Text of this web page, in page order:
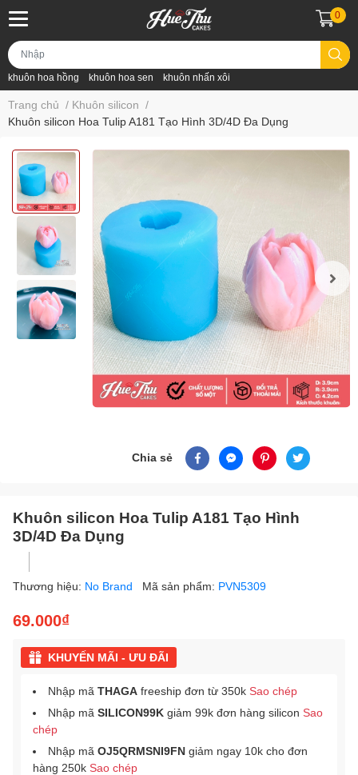
khuôn hoa hồng khuôn hoa sen khuôn nhấn xôi
0
Trang chủ / Khuôn silicon /
Khuôn silicon Hoa Tulip A181 Tạo Hình 3D/4D Đa Dụng
Chia sẻ
Khuôn silicon Hoa Tulip A181 Tạo Hình
3D/4D Đa Dụng
Thương hiệu: No Brand Mã sản phẩm: PVN5309
69.000₫
KHUYẾN MÃI - ƯU ĐÃI
Nhập mã THAGA freeship đơn từ 350k Sao chép
Nhập mã SILICON99K giảm 99k đơn hàng silicon Sao
chép
Nhập mã OJ5QRMSNI9FN giảm ngay 10k cho đơn
hàng 250k Sao chép